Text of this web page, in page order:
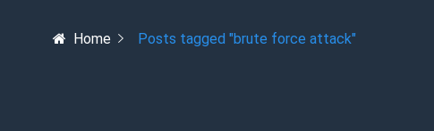
Home Posts tagged "brute force attack"